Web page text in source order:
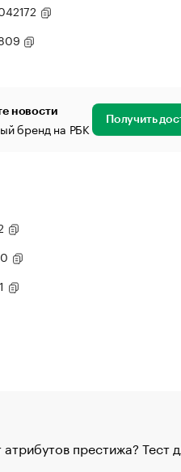
новости
бренд на РБК Получить
престижа? Тест